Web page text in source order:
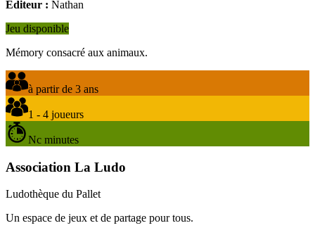
Éditeur : Nathan
Jeu disponible
Mémory consacré aux animaux.
à partir de 3 ans
1 - 4 joueurs
Nc minutes
Association La Ludo
Ludothèque du Pallet
Un espace de jeux et de partage pour tous.